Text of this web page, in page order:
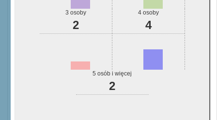
3 osoby
2
4 osoby
4
5 osób i więcej
2